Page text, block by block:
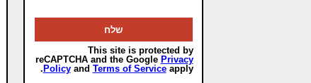
This site is protected by
reCAPTCHA and the Google Privacy
Policyand Terms of Serviceapply.